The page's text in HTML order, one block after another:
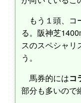
もう１頭、コ
る。阪神芝
スのスペシャリ
う。
馬券的にはコ
部分も多いので